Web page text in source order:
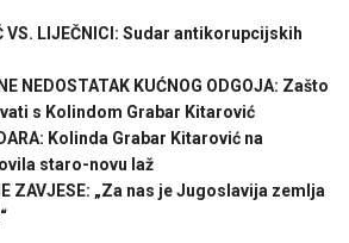
VS. LIJEČNICI: Sudar antikorupcijskih
NEDOSTATAK KUĆNOG ODGOJA: Zašto
s Kolindom Grabar Kitarović
Kolinda Grabar Kitarović na
staro-novu laž
ZAVJESE: „Za nas je Jugoslavija zemlja